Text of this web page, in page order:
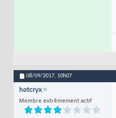
08/09/2017, 10h07
hotcryx
Membre extrêmement actif